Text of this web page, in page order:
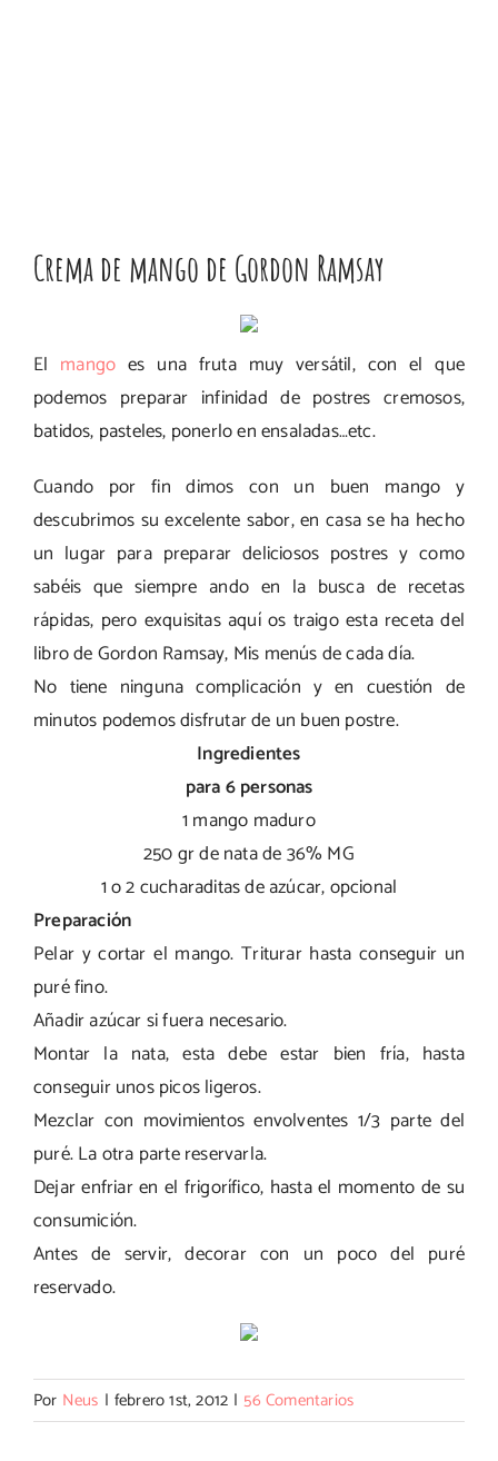
Crema de mango de Gordon Ramsay
El mango es una fruta muy versátil, con el que
podemos preparar infinidad de postres cremosos,
batidos, pasteles, ponerlo en ensaladas…etc.
Cuando por fin dimos con un buen mango y
descubrimos su excelente sabor, en casa se ha hecho
un lugar para preparar deliciosos postres y como
sabéis que siempre ando en la busca de recetas
rápidas, pero exquisitas aquí os traigo esta receta del
libro de Gordon Ramsay, Mis menús de cada día.
No tiene ninguna complicación y en cuestión de
minutos podemos disfrutar de un buen postre.
Ingredientes
para 6 personas
1 mango maduro
250 gr de nata de 36% MG
1 o 2 cucharaditas de azúcar, opcional
Preparación
Pelar y cortar el mango. Triturar hasta conseguir un
puré fino.
Añadir azúcar si fuera necesario.
Montar la nata, esta debe estar bien fría, hasta
conseguir unos picos ligeros.
Mezclar con movimientos envolventes 1/3 parte del
puré. La otra parte reservarla.
Dejar enfriar en el frigorífico, hasta el momento de su
consumición.
Antes de servir, decorar con un poco del puré
reservado.
Por Neus | febrero 1st, 2012 | 56 Comentarios